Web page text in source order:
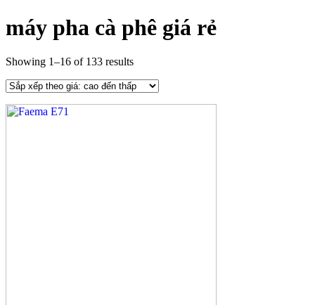
máy pha cà phê giá rẻ
Showing 1–16 of 133 results